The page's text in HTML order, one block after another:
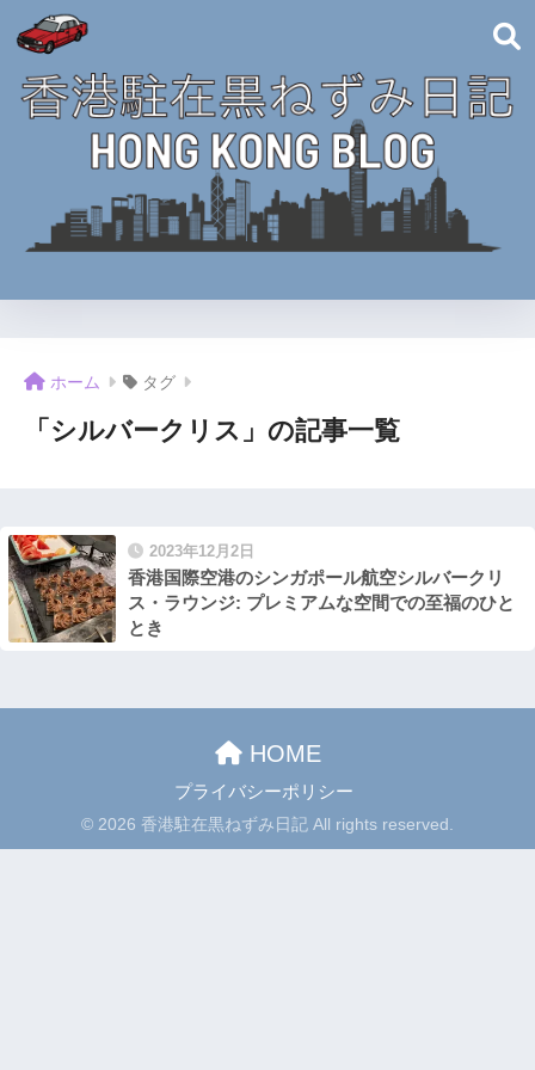
ホーム タグ
「シルバークリス」の記事一覧
2023年12月2日
香港国際空港のシンガポール航空シルバークリ
ス・ラウンジ: プレミアムな空間での至福のひと
とき
HOME
プライバシーポリシー
© 2026 香港駐在黒ねずみ日記 All rights reserved.